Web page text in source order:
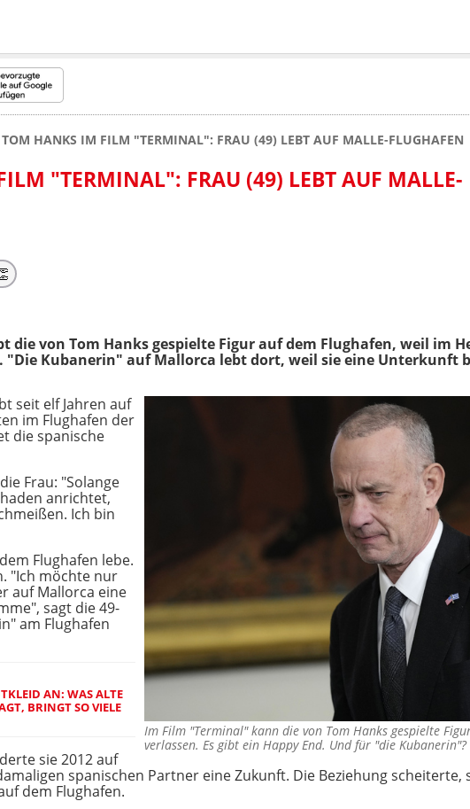
HANKS IM FILM "TERMINAL": FRAU (49) LEBT AUF MALLE-FLUGHAFEN
"TERMINAL": FRAU (49) LEBT AUF MALLE-
die von Tom Hanks gespielte Figur auf dem Flughafen, weil im
"Die Kubanerin" auf Mallorca lebt dort, weil sie eine Unterkunft
Im Film "Terminal" kann die von Tom Hanks gespielte
verlassen. Es gibt ein Happy End. Und für "die
seit elf Jahren auf
im Flughafen der
die spanische
Frau: "Solange
anrichtet,
Ich bin
Flughafen lebe.
"Ich möchte nur
auf Mallorca eine
sagt die 49-
am Flughafen
AN: WAS ALTE
BRINGT SO VIELE
sie 2012 auf
spanischen Partner eine Zukunft. Die Beziehung scheiterte,
dem Flughafen.